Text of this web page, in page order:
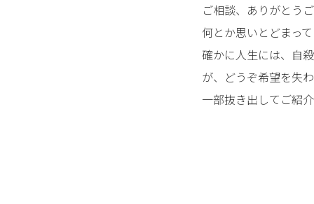
ご相談、ありがとう
何とか思いとどまっ
確かに人生には、自
が、どうぞ希望を失
一部抜き出してご紹